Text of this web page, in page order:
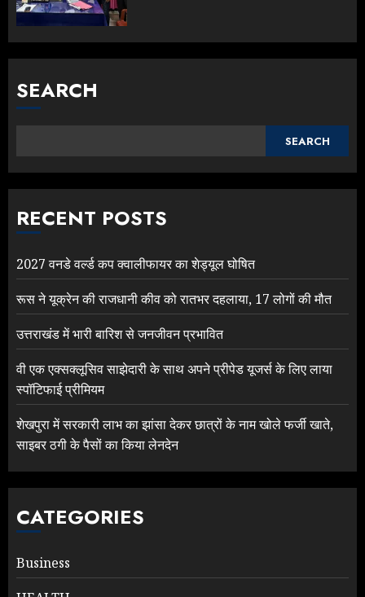
SEARCH
SEARCH
RECENT POSTS
2027 वनडे वर्ल्ड कप क्वालीफायर का शेड्यूल घोषित
रूस ने यूक्रेन की राजधानी कीव को रातभर दहलाया, 17 लोगों की मौत
उत्तराखंड में भारी बारिश से जनजीवन प्रभावित
वी एक एक्सक्लूसिव साझेदारी के साथ अपने प्रीपेड यूजर्स के लिए लाया
स्पॉटिफाई प्रीमियम
शेखपुरा में सरकारी लाभ का झांसा देकर छात्रों के नाम खोले फर्जी खाते,
साइबर ठगी के पैसों का किया लेनदेन
CATEGORIES
Business